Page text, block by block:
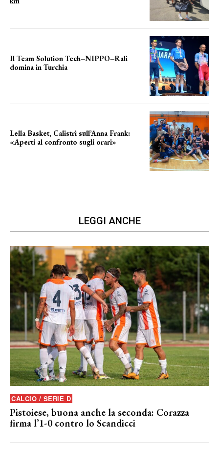
Il Team Solution Tech–NIPPO–Rali
domina in Turchia
Lella Basket, Calistri sull’Anna Frank:
«Aperti al confronto sugli orari»
LEGGI ANCHE
CALCIO / SERIE D
Pistoiese, buona anche la seconda: Corazza
firma l’1-0 contro lo Scandicci